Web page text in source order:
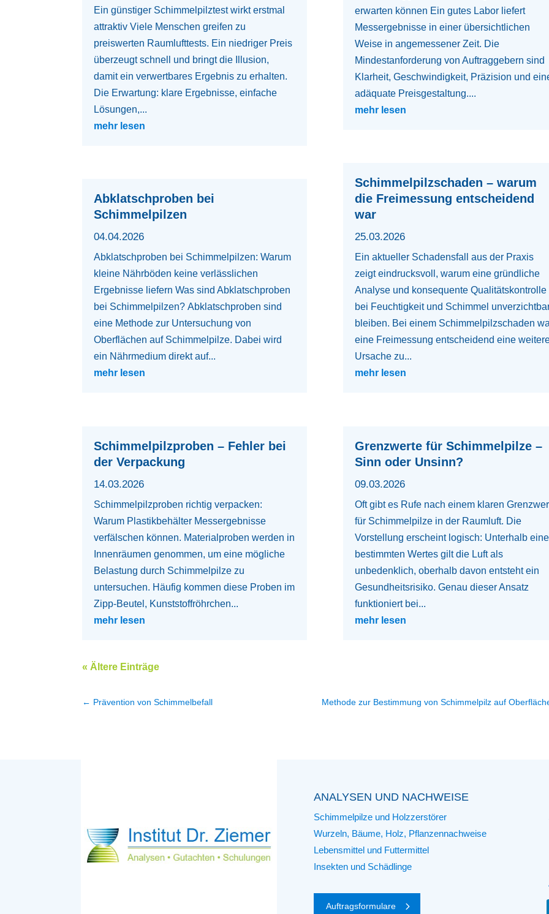
Ein günstiger Schimmelpilztest wirkt erstmal
attraktiv Viele Menschen greifen zu
preiswerten Raumlufttests. Ein niedriger Preis
überzeugt schnell und bringt die Illusion,
damit ein verwertbares Ergebnis zu erhalten.
Die Erwartung: klare Ergebnisse, einfache
Lösungen,...
mehr lesen
Abklatschproben bei
Schimmelpilzen
04.04.2026
Abklatschproben bei Schimmelpilzen: Warum
kleine Nährböden keine verlässlichen
Ergebnisse liefern Was sind Abklatschproben
bei Schimmelpilzen? Abklatschproben sind
eine Methode zur Untersuchung von
Oberflächen auf Schimmelpilze. Dabei wird
ein Nährmedium direkt auf...
mehr lesen
Schimmelpilzproben – Fehler bei
der Verpackung
14.03.2026
Schimmelpilzproben richtig verpacken:
Warum Plastikbehälter Messergebnisse
verfälschen können. Materialproben werden in
Innenräumen genommen, um eine mögliche
Belastung durch Schimmelpilze zu
untersuchen. Häufig kommen diese Proben im
Zipp-Beutel, Kunststoffröhrchen...
mehr lesen
erwarten können Ein gutes Labor liefert
Messergebnisse in einer übersichtlichen
Weise in angemessener Zeit. Die
Mindestanforderung von Auftraggebern sind
Klarheit, Geschwindigkeit, Präzision und
adäquate Preisgestaltung....
mehr lesen
Schimmelpilzschaden – warum
die Freimessung entscheidend
war
25.03.2026
Ein aktueller Schadensfall aus der Praxis
zeigt eindrucksvoll, warum eine gründliche
Analyse und konsequente Qualitätskontrolle
bei Feuchtigkeit und Schimmel
bleiben. Bei einem Schimmelpilzschaden
eine Freimessung entscheidend eine
Ursache zu...
mehr lesen
Grenzwerte für Schimmelpilze –
Sinn oder Unsinn?
09.03.2026
Oft gibt es Rufe nach einem klaren
für Schimmelpilze in der Raumluft. Die
Vorstellung erscheint logisch: Unterhalb
bestimmten Wertes gilt die Luft als
unbedenklich, oberhalb davon entsteht ein
Gesundheitsrisiko. Genau dieser Ansatz
funktioniert bei...
mehr lesen
« Ältere Einträge
← Prävention von Schimmelbefall Methode zur Bestimmung von Schimmelpilz auf
ANALYSEN UND NACHWEISE
Schimmelpilze und Holzzerstörer
Wurzeln, Bäume, Holz, Pflanzennachweise
Lebensmittel und Futtermittel
Insekten und Schädlinge
Auftragsformulare